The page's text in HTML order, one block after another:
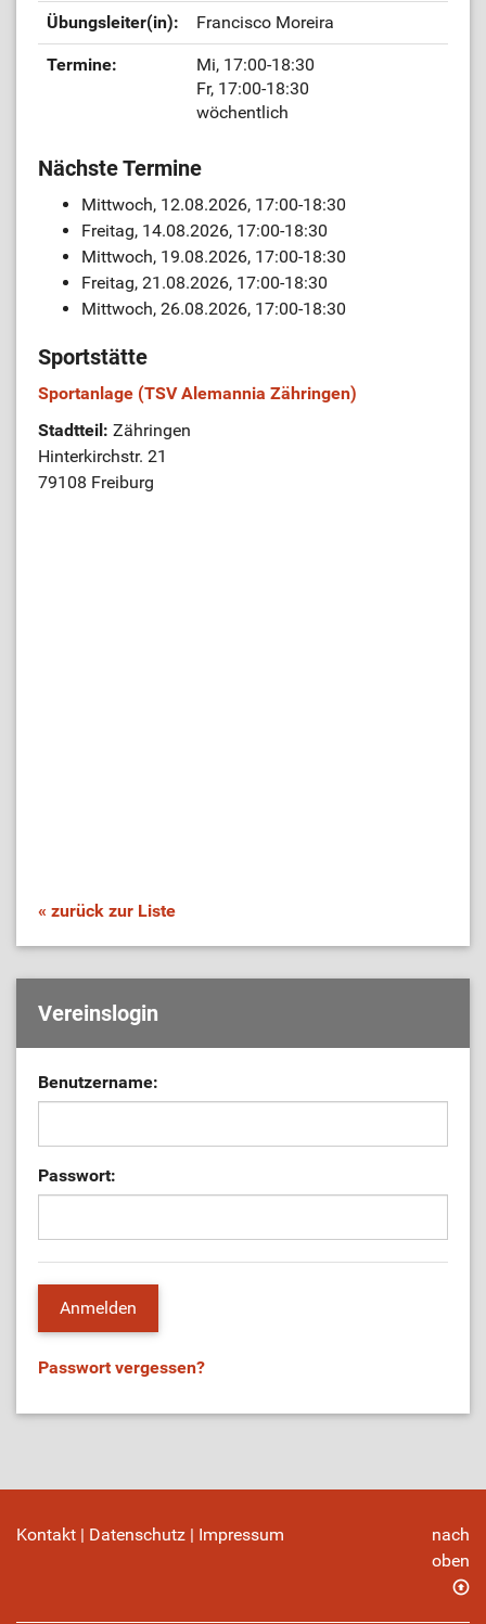
Übungsleiter(in): Francisco Moreira
Termine:
Mi, 17:00-18:30
Fr, 17:00-18:30
wöchentlich
Nächste Termine
Mittwoch, 12.08.2026, 17:00-18:30
Freitag, 14.08.2026, 17:00-18:30
Mittwoch, 19.08.2026, 17:00-18:30
Freitag, 21.08.2026, 17:00-18:30
Mittwoch, 26.08.2026, 17:00-18:30
Sportstätte
Sportanlage (TSV Alemannia Zähringen)
Stadtteil: Zähringen
Hinterkirchstr. 21
79108 Freiburg
« zurück zur Liste
Vereinslogin
Benutzername:
Passwort:
Passwort vergessen?
Kontakt | Datenschutz | Impressum
nach
oben